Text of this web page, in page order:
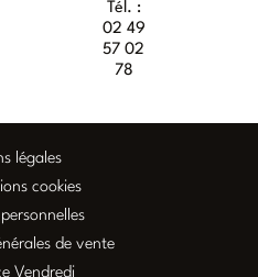
Tél. :
02 49
57 02
78
légales
cookies
de vente
Vendredi